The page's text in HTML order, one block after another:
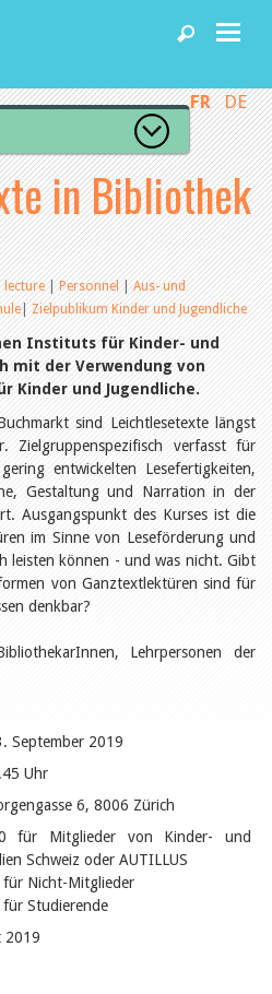
FR DE
in Bibliothek
lecture|Personnel|Aus- und
|Zielpublikum Kinder und Jugendliche
Instituts für Kinder- und
mit der Verwendung von
Kinder und Jugendliche.
sind Leichtlesetexte längst
Zielgruppenspezifisch verfasst für
entwickelten Lesefertigkeiten,
Gestaltung und Narration in der
Ausgangspunkt des Kurses ist die
im Sinne von Leseförderung und
leisten können - und was nicht. Gibt
von Ganztextlektüren sind für
denkbar?
Lehrpersonen der
September 2019
Uhr
6, 8006 Zürich
für Mitglieder von Kinder- und
Schweiz oder AUTILLUS
für Nicht-Mitglieder
für Studierende
2019